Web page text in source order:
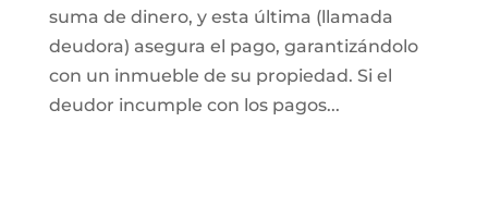
suma de dinero, y esta última (llamada
deudora) asegura el pago, garantizándolo
con un inmueble de su propiedad. Si el
deudor incumple con los pagos...